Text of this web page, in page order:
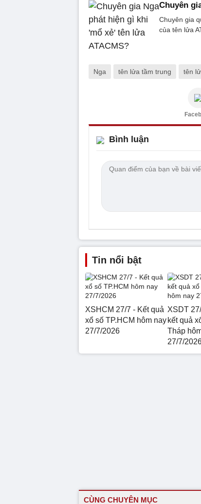
Chuyên
Chuyên gia
của tên lửa
Nga tên lửa tầm trung tên
Bình luận
Tin nổi bật
XSHCM 27/7 - Kết quả
xổ số TP.HCM hôm nay
27/7/2026
XSDT
kết quả
Tháp
27/7/
CÙNG CHUYÊN MỤC